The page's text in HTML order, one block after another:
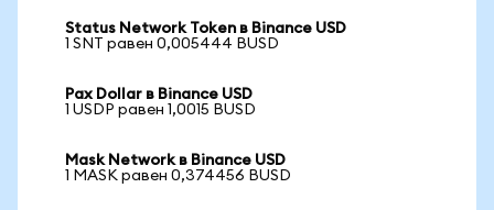
Status Network Token в Binance USD
1 SNT равен 0,005444 BUSD
Pax Dollar в Binance USD
1 USDP равен 1,0015 BUSD
Mask Network в Binance USD
1 MASK равен 0,374456 BUSD